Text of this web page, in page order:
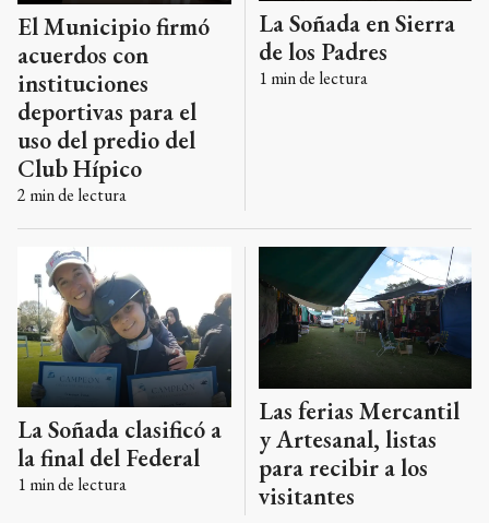
El Municipio firmó
acuerdos con
instituciones
deportivas para el
uso del predio del
Club Hípico
2 min de lectura
La Soñada en Sierra
de los Padres
1 min de lectura
La Soñada clasificó a
la final del Federal
1 min de lectura
Las ferias Mercantil
y Artesanal, listas
para recibir a los
visitantes